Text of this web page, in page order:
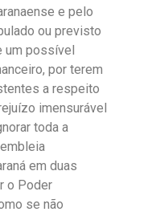
e pelo
ou previsto
um possível
por terem
a respeito
imensurável
toda a
em duas
o Poder
se não